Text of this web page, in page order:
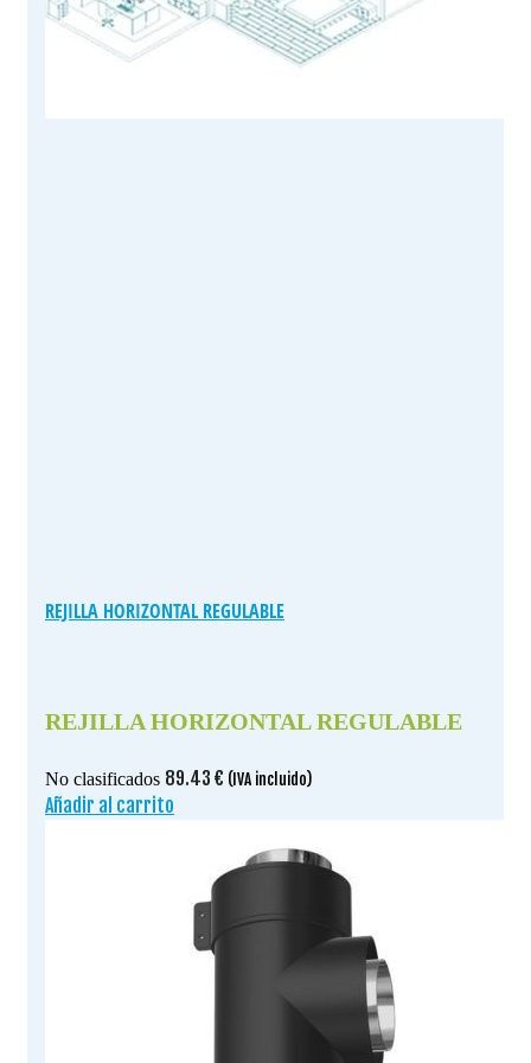
REJILLA HORIZONTAL REGULABLE
REJILLA HORIZONTAL REGULABLE
No clasificados 89.43 € (IVA incluido)
Añadir al carrito